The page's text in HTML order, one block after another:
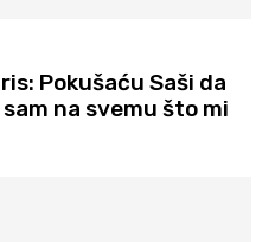
Pokušaću Saši da
na svemu što mi